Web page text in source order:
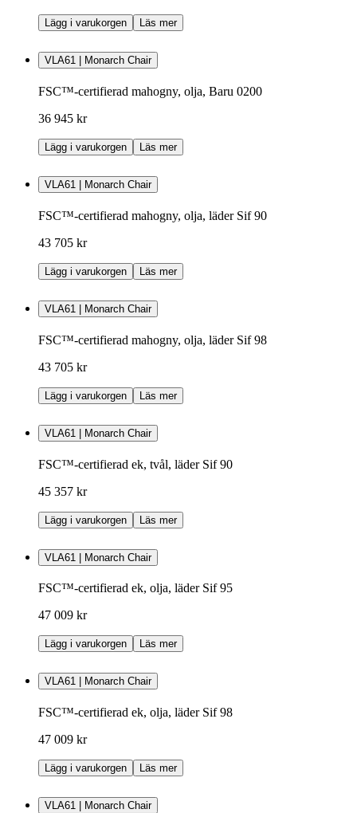
Lägg i varukorgen Läs mer
VLA61 | Monarch Chair
FSC™-certifierad mahogny, olja, Baru 0200
36 945 kr
Lägg i varukorgen Läs mer
VLA61 | Monarch Chair
FSC™-certifierad mahogny, olja, läder Sif 90
43 705 kr
Lägg i varukorgen Läs mer
VLA61 | Monarch Chair
FSC™-certifierad mahogny, olja, läder Sif 98
43 705 kr
Lägg i varukorgen Läs mer
VLA61 | Monarch Chair
FSC™-certifierad ek, tvål, läder Sif 90
45 357 kr
Lägg i varukorgen Läs mer
VLA61 | Monarch Chair
FSC™-certifierad ek, olja, läder Sif 95
47 009 kr
Lägg i varukorgen Läs mer
VLA61 | Monarch Chair
FSC™-certifierad ek, olja, läder Sif 98
47 009 kr
Lägg i varukorgen Läs mer
VLA61 | Monarch Chair